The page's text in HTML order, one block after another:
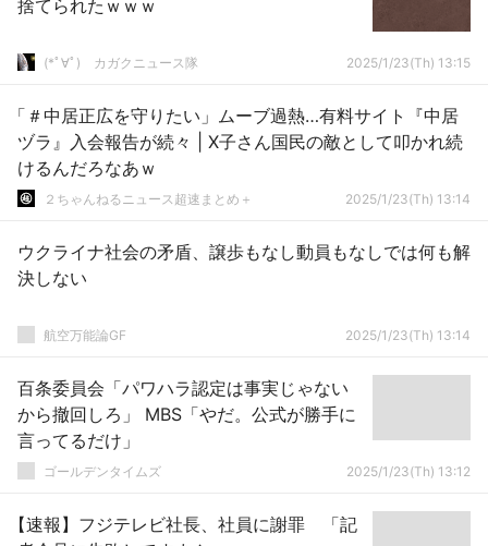
捨てられたｗｗｗ
(*ﾟ∀ﾟ)ゞカガクニュース隊 2025/1/23(Th) 13:15
「＃中居正広を守りたい」ムーブ過熱…有料サイト『中居
ヅラ』入会報告が続々 | X子さん国民の敵として叩かれ続
けるんだろなあｗ
２ちゃんねるニュース超速まとめ＋ 2025/1/23(Th) 13:14
ウクライナ社会の矛盾、譲歩もなし動員もなしでは何も解
決しない
航空万能論GF 2025/1/23(Th) 13:14
百条委員会「パワハラ認定は事実じゃない
から撤回しろ」 MBS「やだ。公式が勝手に
言ってるだけ」
ゴールデンタイムズ 2025/1/23(Th) 13:12
【速報】フジテレビ社長、社員に謝罪 「記